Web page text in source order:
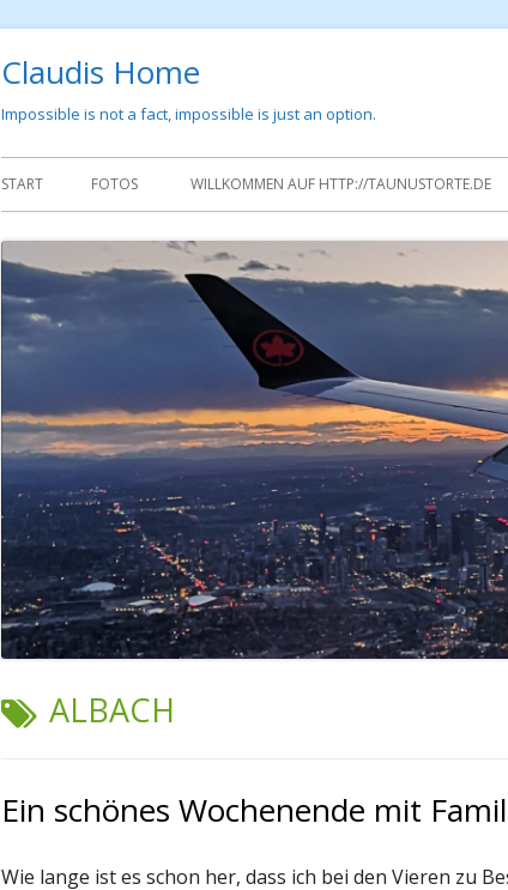
Claudis Home
Impossible is not a fact, impossible is just an option.
Primäres
Menü
START FOTOS WILLKOMMEN AUF HTTP://TAUNUSTORTE.DE
SCHLAGWORT:
ALBACH
Ein schönes Wochenende mit
Wie lange ist es schon her, dass ich bei den Vieren zu